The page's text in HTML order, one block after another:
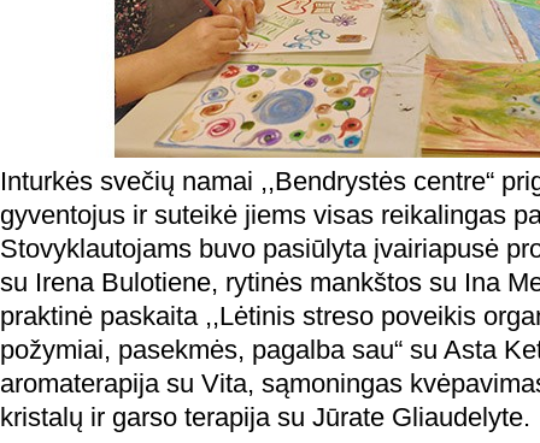
Inturkės svečių namai ,,Bendrystės centre“
gyventojus ir suteikė jiems visas reikalingas
Stovyklautojams buvo pasiūlyta įvairiapusė
su Irena Bulotiene, rytinės mankštos su Ina
praktinė paskaita ,,Lėtinis streso poveikis
požymiai, pasekmės, pagalba sau“ su Asta
aromaterapija su Vita, sąmoningas
kristalų ir garso terapija su Jūrate Gliaudelyte.